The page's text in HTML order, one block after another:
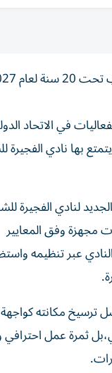
في الاتحاد
بها نادي الفجيرة
لنادي الفجيرة
مجهزة وفق المعايير
عبر تنظيمه
ترسيخ مكانته
ثمرة عمل